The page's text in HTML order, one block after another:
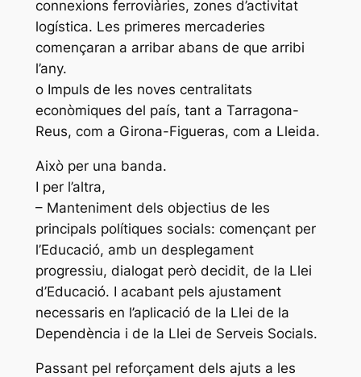
connexions ferroviàries, zones d’activitat
logística. Les primeres mercaderies
començaran a arribar abans de que arribi
l’any.
o Impuls de les noves centralitats
econòmiques del país, tant a Tarragona-
Reus, com a Girona-Figueras, com a Lleida.
Això per una banda.
I per l’altra,
– Manteniment dels objectius de les
principals polítiques socials: començant per
l’Educació, amb un desplegament
progressiu, dialogat però decidit, de la Llei
d’Educació. I acabant pels ajustament
necessaris en l’aplicació de la Llei de la
Dependència i de la Llei de Serveis Socials.
Passant pel reforçament dels ajuts a les